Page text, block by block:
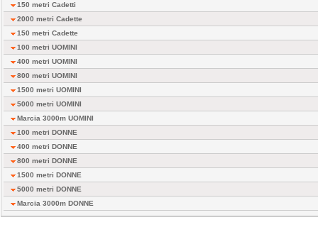
150 metri Cadetti
2000 metri Cadette
150 metri Cadette
100 metri UOMINI
400 metri UOMINI
800 metri UOMINI
1500 metri UOMINI
5000 metri UOMINI
Marcia 3000m UOMINI
100 metri DONNE
400 metri DONNE
800 metri DONNE
1500 metri DONNE
5000 metri DONNE
Marcia 3000m DONNE